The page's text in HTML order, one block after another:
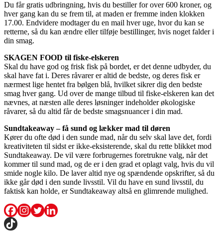
Du får gratis udbringning, hvis du bestiller for over 600 kroner, og
hver gang kan du se frem til, at maden er fremme inden klokken
17.00. Endvidere modtager du en mail hver uge, hvor du kan se
retterne, så du kan ændre eller tilføje bestillinger, hvis noget falder i
din smag.
SKAGEN FOOD til fiske-elskeren
Skal du have god og frisk fisk på bordet, er det denne udbyder, du
skal have fat i. Deres råvarer er altid de bedste, og deres fisk er
nærmest lige hentet fra bølgen blå, hvilket sikrer dig den bedste
smag hver gang. Ud over de mange tilbud til fiske-elskeren kan det
nævnes, at næsten alle deres løsninger indeholder økologiske
råvarer, så du altid får de bedste smagsnuancer i din mad.
Sundtakeaway – få sund og lækker mad til døren
Kører du ofte død i den sunde mad, når du selv skal lave det, fordi
kreativiteten til sidst er ikke-eksisterende, skal du rette blikket mod
Sundtakeaway. De vil være forbrugernes foretrukne valg, når det
kommer til sund mad, og de er i den grad et oplagt valg, hvis du vil
smide nogle kilo. De laver altid nye og spændende opskrifter, så du
ikke går død i den sunde livsstil. Vil du have en sund livsstil, du
faktisk kan holde, er Sundtakeaway altså en glimrende mulighed.